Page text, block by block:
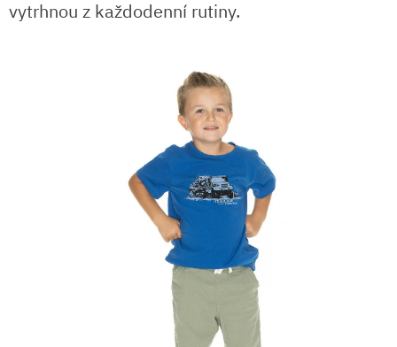
vytrhnou z každodenní rutiny.